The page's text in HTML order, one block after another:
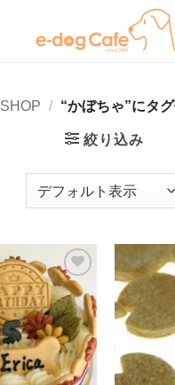
SHOP / “かぼちゃ”にタ
絞り込み
ほし
い物
リス
トに
追加